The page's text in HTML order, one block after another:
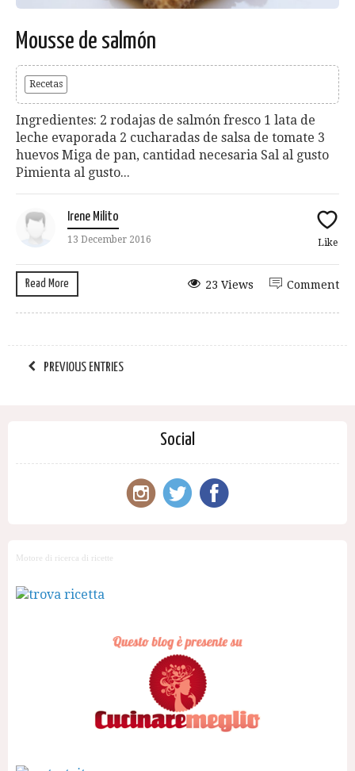
Mousse de salmón
Recetas
Ingredientes: 2 rodajas de salmón fresco 1 lata de
leche evaporada 2 cucharadas de salsa de tomate 3
huevos Miga de pan, cantidad necesaria Sal al gusto
Pimienta al gusto...
Irene Milito
13 December 2016 Like
Read More Comment
23 Views
PREVIOUS ENTRIES
Social
Motore di ricerca di ricette